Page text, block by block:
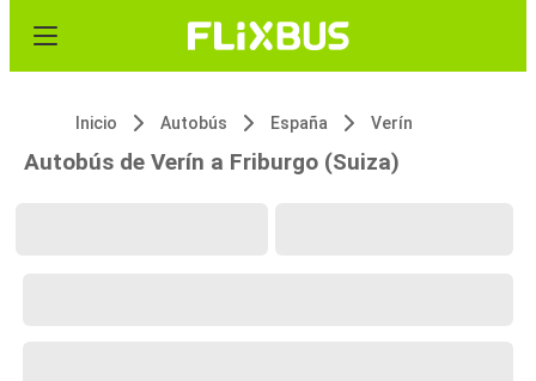
Inicio Autobús España Verín
Autobús de Verín a Friburgo (Suiza)